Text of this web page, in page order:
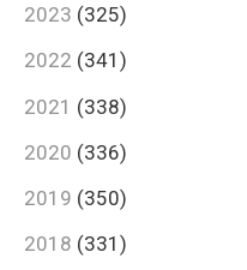
2023 (325)
2022 (341)
2021 (338)
2020 (336)
2019 (350)
2018 (331)